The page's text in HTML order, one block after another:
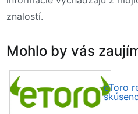
znalostí.
Mohlo by vás
eToro